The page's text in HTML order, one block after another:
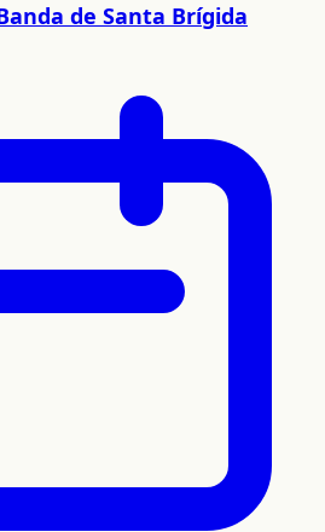
de Santa Brígida